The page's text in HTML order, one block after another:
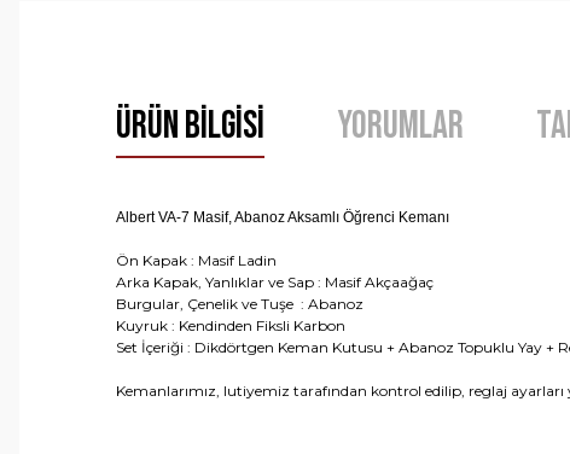
Ürün Bilgisi Yorumlar
Albert VA-7 Masif, Abanoz Aksamlı Öğrenci Kemanı
Ön Kapak : Masif Ladin
Arka Kapak, Yanlıklar ve Sap : Masif Akçaağaç
Burgular, Çenelik ve Tuşe : Abanoz
Kuyruk : Kendinden Fiksli Karbon
Set İçeriği : Dikdörtgen Keman Kutusu + Abanoz Topuklu Yay +
Kemanlarımız, lutiyemiz tarafından kontrol edilip, reglaj ayarları